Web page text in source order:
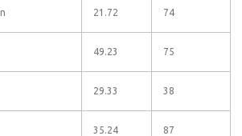
21.72 74
49.23 75
29.33 38
35.24 87